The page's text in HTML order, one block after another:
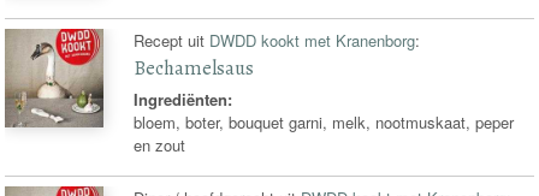
Recept uit DWDD kookt met Kranenborg:
Bechamelsaus
Ingrediënten:
bloem, boter, bouquet garni, melk, nootmuskaat, peper
en zout